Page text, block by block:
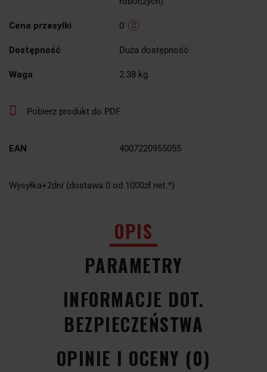
Cena przesyłki 0
Dostępność Duża dostępność
Waga 2.38 kg
Pobierz produkt do PDF
EAN 4007220955055
Wysyłka+2dni (dostawa 0 od 1000zł net.*)
OPIS
PARAMETRY
INFORMACJE DOT.
BEZPIECZEŃSTWA
OPINIE I OCENY (0)